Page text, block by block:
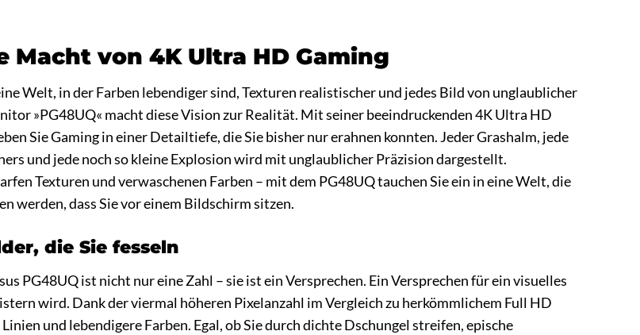
Macht von 4K Ultra HD Gaming
Welt, in der Farben lebendiger sind, Texturen realistischer und jedes Bild von unglaublicher
»PG48UQ« macht diese Vision zur Realität. Mit seiner beeindruckenden 4K Ultra HD
Sie Gaming in einer Detailtiefe, die Sie bisher nur erahnen konnten. Jeder Grashalm, jede
und jede noch so kleine Explosion wird mit unglaublicher Präzision dargestellt.
Texturen und verwaschenen Farben – mit dem PG48UQ tauchen Sie ein in eine Welt, die
werden, dass Sie vor einem Bildschirm sitzen.
die Sie fesseln
PG48UQ ist nicht nur eine Zahl – sie ist ein Versprechen. Ein Versprechen für ein visuelles
wird. Dank der viermal höheren Pixelanzahl im Vergleich zu herkömmlichem Full HD
und lebendigere Farben. Egal, ob Sie durch dichte Dschungel streifen, epische